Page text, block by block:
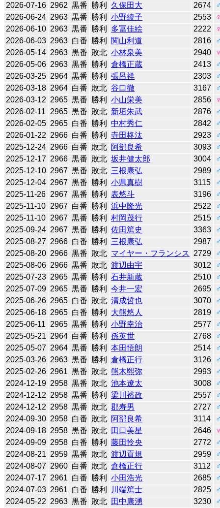
2026-07-16 2962 黒番 勝利 久保田大 2674
2026-06-24 2963 黒番 勝利 小野綾子 2553
2026-06-10 2963 黒番 勝利 多冨佳絵 2222
2026-06-03 2963 白番 勝利 関山利道 2816
2026-05-14 2963 黒番 敗北 小林泉美 2940
2026-05-06 2963 黒番 勝利 倉橋正蔵 2413
2026-03-25 2964 黒番 勝利 張呂祥 2303
2026-03-18 2964 白番 敗北 谷口徹 3167
2026-03-12 2965 黒番 勝利 小山栄美 2856
2026-02-11
2965 黒番 敗北 新垣朱武 2876
2026-02-05 2965 白番 勝利 中村秀仁 2842
2026-01-22 2966 白番 勝利 寺田柊汰 2923
2025-12-24 2966 白番 敗北 阿部良希 3093
2025-12-17 2966 黒番 敗北 坂井健太郎 3004
2025-12-10 2967 黒番 敗北 三根康弘 2989
2025-12-04 2967 黒番 勝利 小県真樹 3115
2025-11-26 2967 黒番 勝利 表悠斗 3196
2025-11-10 2967 白番 勝利 浜中隆光 2522
2025-11-10 2967 黒番 勝利 村岡茂行 2515
2025-09-24 2967 黒番 勝利 佐田篤史 3363
2025-08-27 2966 白番 勝利 三根康弘 2987
2025-08-20 2966 黒番 敗北 マイヤー・フランシス 2729
2025-08-06 2966 黒番 敗北 渡辺由宇 3012
2025-07-23 2965 黒番 勝利 石井新蔵 2510
2025-07-09 2965 黒番 勝利 今井一宏 2695
2025-06-26 2965 白番 敗北 清成哲也 3070
2025-06-18 2965 白番 勝利 大熊悠人 2819
2025-06-11
2965 黒番 勝利 小野幸治 2577
2025-05-21 2964 白番 勝利 孫英世 2768
2025-05-07 2964 黒番 勝利 本田悟朗 2514
2025-03-26 2963 黒番 勝利 倉橋正行 3126
2025-02-26 2961 黒番 敗北 熊木熙弥 2993
2024-12-19 2958 黒番 敗北 池本遼太 3008
2024-12-12 2958 黒番 勝利 梁川裕政 2557
2024-12-12 2958 黒番 敗北 郡寿男 2727
2024-09-30 2958 白番 敗北 阿部良希 3114
2024-09-18 2958 黒番 敗北 田口美星 2646
2024-09-09 2958 白番 勝利 藤田怜央 2772
2024-08-21 2959 黒番 敗北 渡辺貢規 2959
2024-08-07 2960 白番 敗北 倉橋正行 3112
2024-07-17 2961 白番 勝利 小田浩光 2685
2024-07-03 2961 白番 勝利 川端篤士 2825
2024-05-22 2963 黒番 敗北 田中康湧 3230